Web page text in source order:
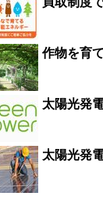
作物を育
太陽光発
太陽光発